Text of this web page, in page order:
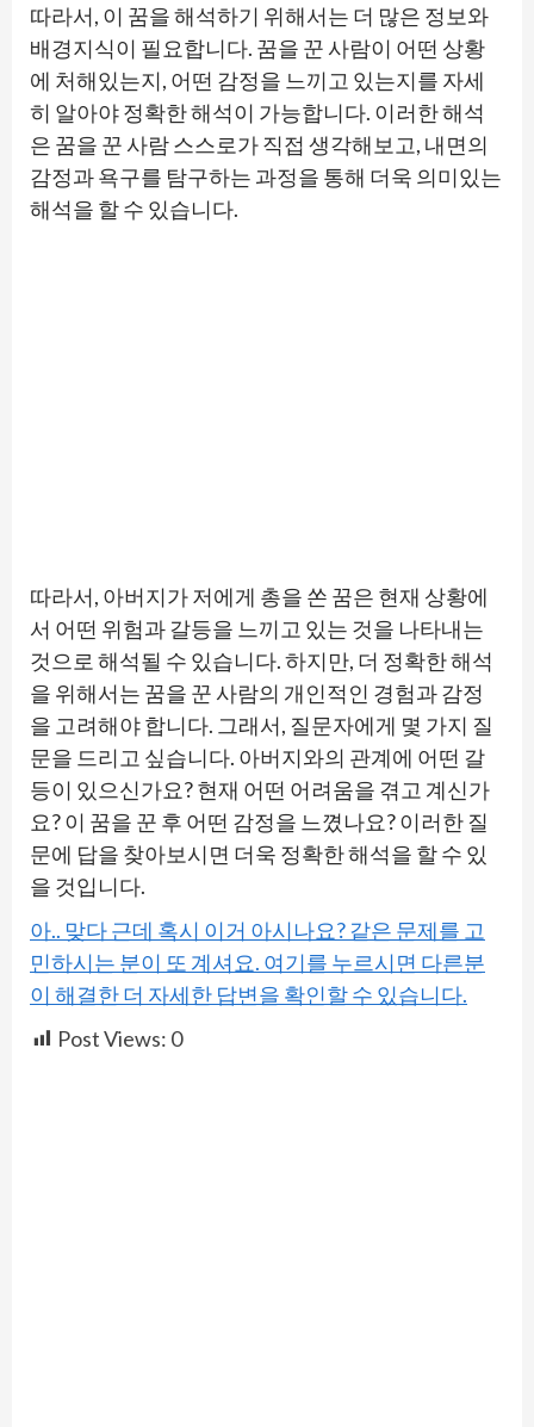
따라서, 이 꿈을 해석하기 위해서는 더 많은 정보와
배경지식이 필요합니다. 꿈을 꾼 사람이 어떤 상황
에 처해있는지, 어떤 감정을 느끼고 있는지를 자세
히 알아야 정확한 해석이 가능합니다. 이러한 해석
은 꿈을 꾼 사람 스스로가 직접 생각해보고, 내면의
감정과 욕구를 탐구하는 과정을 통해 더욱 의미있는
해석을 할 수 있습니다.
따라서, 아버지가 저에게 총을 쏜 꿈은 현재 상황에
서 어떤 위험과 갈등을 느끼고 있는 것을 나타내는
것으로 해석될 수 있습니다. 하지만, 더 정확한 해석
을 위해서는 꿈을 꾼 사람의 개인적인 경험과 감정
을 고려해야 합니다. 그래서, 질문자에게 몇 가지 질
문을 드리고 싶습니다. 아버지와의 관계에 어떤 갈
등이 있으신가요? 현재 어떤 어려움을 겪고 계신가
요? 이 꿈을 꾼 후 어떤 감정을 느꼈나요? 이러한 질
문에 답을 찾아보시면 더욱 정확한 해석을 할 수 있
을 것입니다.
아.. 맞다 근데 혹시 이거 아시나요? 같은 문제를 고
민하시는 분이 또 계셔요. 여기를 누르시면 다른분
이 해결한 더 자세한 답변을 확인할 수 있습니다.
Post Views: 0